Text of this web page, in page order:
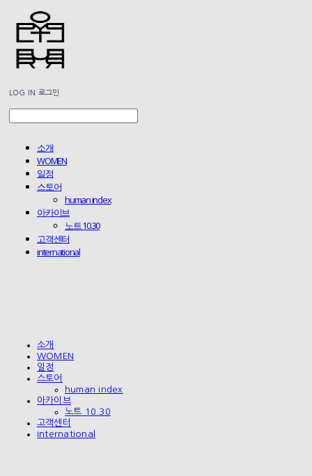
LOG IN 로그인
소개
WOMEN
일정
스토어
human index
아카이브
노트 10.30
고객센터
international
소개
WOMEN
일정
스토어
human index
아카이브
노트 10.30
고객센터
international